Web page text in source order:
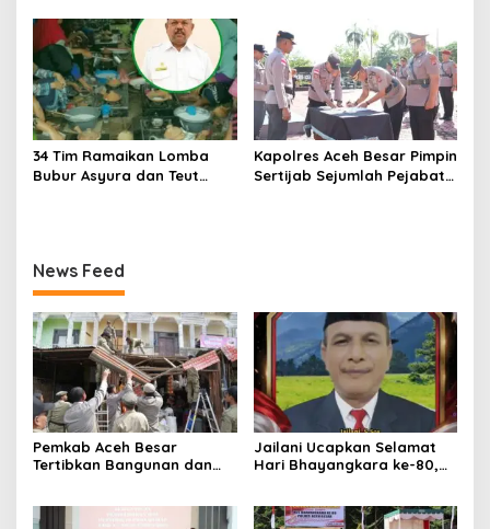
Penyelidikan, Penyidikan,
dan Praperadilan Menurut
KUHP dan KUHAP Baru
Bersama dan Bagikan
Doorprize Meriah
34 Tim Ramaikan Lomba
Bubur Asyura dan Teut
Kapolres Aceh Besar Pimpin
Sertijab Sejumlah Pejabat
News Feed
Pemkab Aceh Besar
Tertibkan Bangunan dan
Jailani Ucapkan Selamat
Hari Bhayangkara ke-80,
Masyarakat